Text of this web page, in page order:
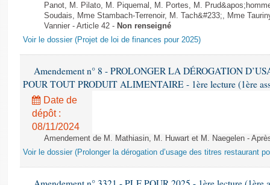
Panot, M. Pilato, M. Piquemal, M. Portes, M.
Soudais, Mme Stambach-Terrenoir, M. Tach&#233;, Mme
Vannier - Article 42 - Non renseigné
Voir le dossier (Projet de loi de finances pour 2025)
Amendement n° 8 - PROLONGER LA DÉROGATION
POUR TOUT PRODUIT ALIMENTAIRE - 1ère lecture (1ère
Date de
dépôt :
08/11/2024
Amendement de M. Mathiasin, M. Huwart et M. Naegelen -
Voir le dossier (Prolonger la dérogation d’usage des titres restaurant